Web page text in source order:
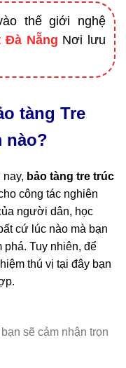
thế giới nghệ
Đà Nẵng Nơi lưu
tàng Tre
nào?
bảo tàng tre trúc
công tác nghiên
người dân, học
cứ lúc nào mà bạn
phá. Tuy nhiên, để
thú vị tại đây bạn
sẽ cảm nhận trọn